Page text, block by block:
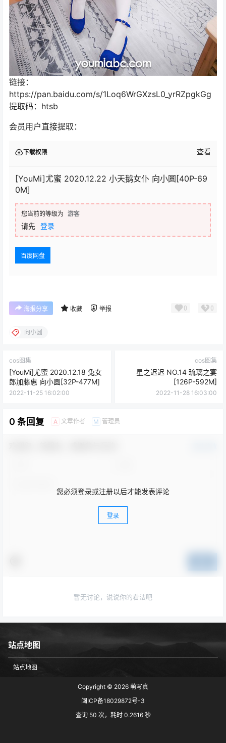
链接：
https://pan.baidu.com/s/1Loq6WrGXzsL0_yrRZpgkGg
提取码：htsb
会员用户直接提取：
下载权限 查看
[YouMi]尤蜜 2020.12.22 小天鹅女仆 向小圆[40P-69
0M]
您当前的等级为 游客
请先 登录
百度网盘
海报分享 收藏 举报 0 0
向小圆
cos图集
[YouMi]尤蜜 2020.12.18 兔女
郎加藤惠 向小圆[32P-477M]
2022-11-25 16:02:00
cos图集
星之迟迟 NO.14 琉璃之宴
[126P-592M]
2022-11-28 16:03:00
0 条回复 A 文章作者 M 管理员
您必须登录或注册以后才能发表评论
登录
暂无讨论，说说你的看法吧
站点地图
站点地图
Copyright © 2026 萌写真
闽ICP备18029872号-3
查询 50 次，耗时 0.2616 秒